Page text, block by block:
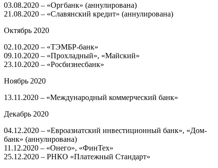
​03.08.2020 – «Оргбанк» (аннулирована)
​21.08.2020 – «Славянский кредит» (аннулирована)
Октябрь 2020
​02.10.2020 – «ТЭМБР-банк»
09.10.2020 – «Прохладный», «Майский»
23.10.2020 – «Росбизнесбанк»
Ноябрь 2020
​13.11.2020 – «Международный коммерческий банк»
Декабрь 2020
​04.12.2020 – «Евроазиатский инвестиционный банк», «Дом-
банк» (аннулирована)
11.12.2020 – «Онего», «ФинТех»
25.12.2020 – РНКО «Платежный Стандарт»